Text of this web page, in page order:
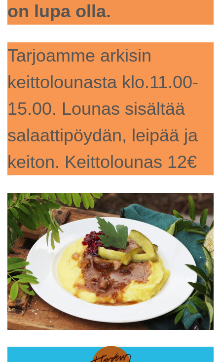
on lupa olla.
Tarjoamme arkisin
keittolounasta klo.11.00-
15.00. Lounas sisältää
salaattipöydän, leipää ja
keiton. Keittolounas 12€